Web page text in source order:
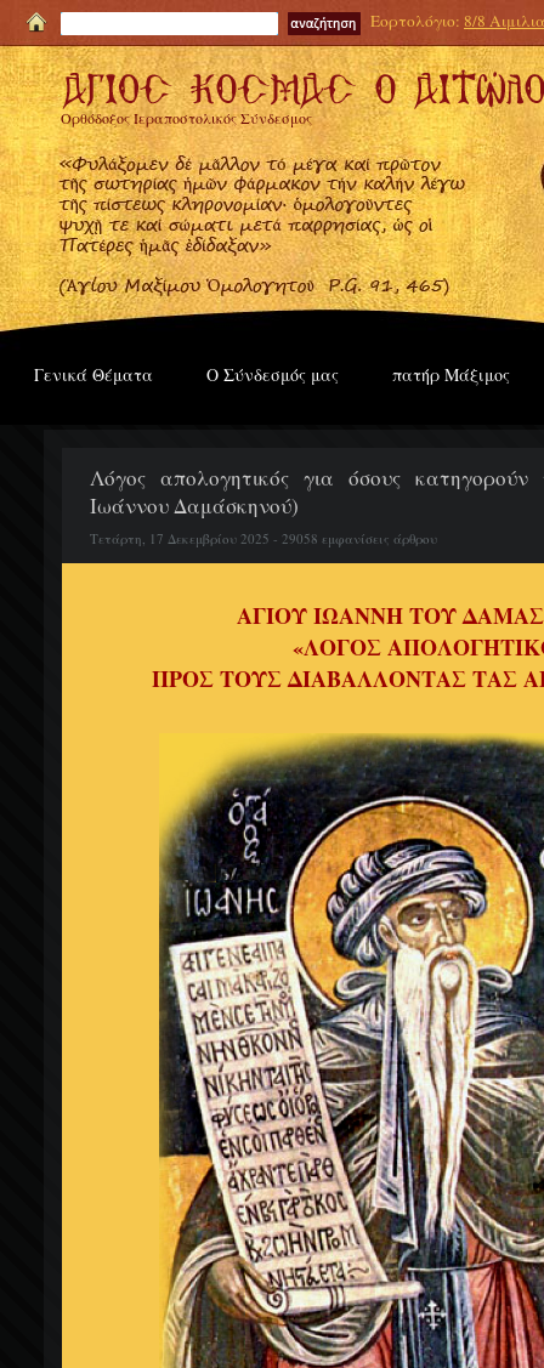
Εορτολόγιο: 8/8
Ορθόδοξος Ιεραποστολικός Σύνδεσμος
Γενικά Θέματα Ο Σύνδεσμός μας πατήρ Μάξιμος
Λόγος απολογητικός για όσους κατηγορούν
Ιωάννου Δαμάσκηνού)
Τετάρτη, 17 Δεκεμβρίου 2025 - 29058 εμφανίσεις άρθρου
ΑΓΙΟΥ ΙΩΑΝΝΗ ΤΟΥ
«ΛΟΓΟΣ
ΠΡΟΣ ΤΟΥΣ ΔΙΑΒΑΛΛΟΝΤΑΣ ΤΑΣ